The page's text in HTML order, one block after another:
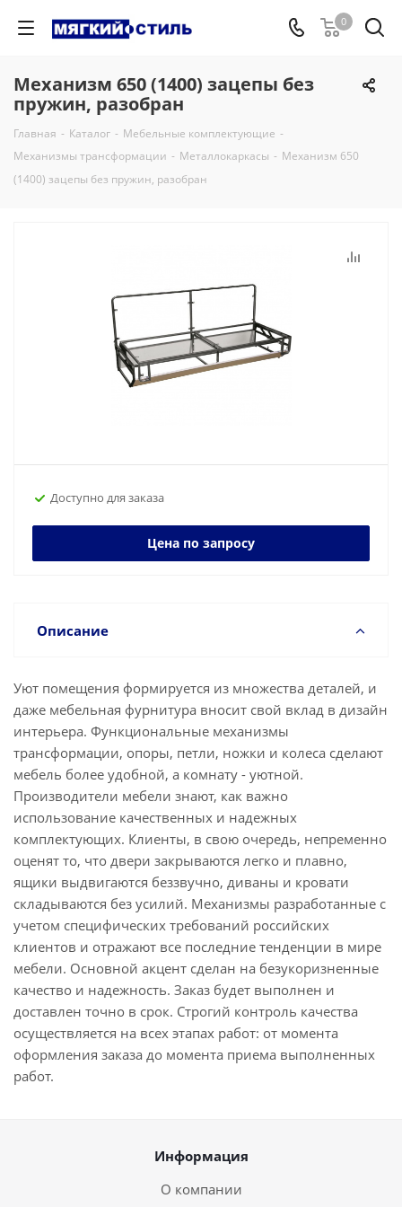
0
Механизм 650 (1400) зацепы без
пружин, разобран
Главная - Каталог - Мебельные комплектующие -
Механизмы трансформации - Металлокаркасы - Механизм 650
(1400) зацепы без пружин, разобран
Доступно для заказа
Цена по запросу
Описание
Уют помещения формируется из множества деталей, и
даже мебельная фурнитура вносит свой вклад в дизайн
интерьера. Функциональные механизмы
трансформации, опоры, петли, ножки и колеса сделают
мебель более удобной, а комнату - уютной.
Производители мебели знают, как важно
использование качественных и надежных
комплектующих. Клиенты, в свою очередь, непременно
оценят то, что двери закрываются легко и плавно,
ящики выдвигаются беззвучно, диваны и кровати
складываются без усилий. Механизмы разработанные с
учетом специфических требований российских
клиентов и отражают все последние тенденции в мире
мебели. Основной акцент сделан на безукоризненные
качество и надежность. Заказ будет выполнен и
доставлен точно в срок. Строгий контроль качества
осуществляется на всех этапах работ: от момента
оформления заказа до момента приема выполненных
работ.
Информация
О компании